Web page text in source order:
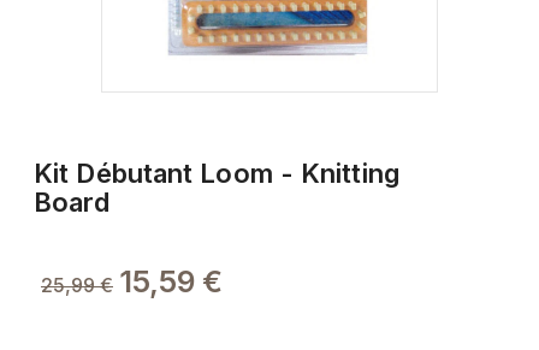
Kit Débutant Loom - Knitting
Board
25,99 € 15,59 €